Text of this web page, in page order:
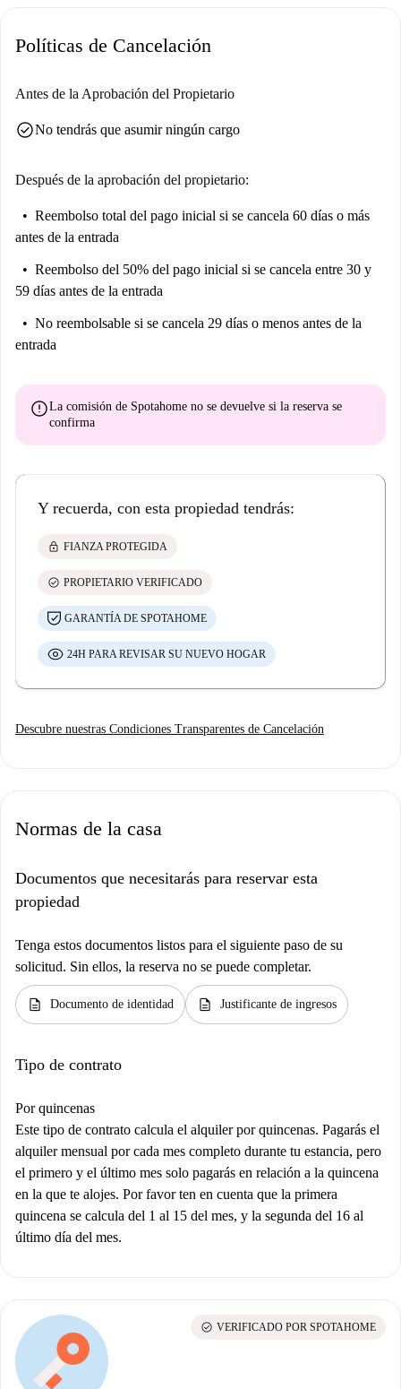
Políticas de Cancelación
Antes de la Aprobación del Propietario
check_circleNo tendrás que asumir ningún cargo
Después de la aprobación del propietario:
Reembolso total del pago inicial si se cancela 60 días o más
antes de la entrada
Reembolso del 50% del pago inicial si se cancela entre 30 y
59 días antes de la entrada
No reembolsable si se cancela 29 días o menos antes de la
entrada
errorLa comisión de Spotahome no se devuelve si la reserva se
confirma
Y recuerda, con esta propiedad tendrás:
lock FIANZA PROTEGIDA
check_circle PROPIETARIO VERIFICADO
GARANTÍA DE SPOTAHOME
24H PARA REVISAR SU NUEVO HOGAR
Descubre nuestras Condiciones Transparentes de Cancelación
Normas de la casa
Documentos que necesitarás para reservar esta
propiedad
Tenga estos documentos listos para el siguiente paso de su
solicitud. Sin ellos, la reserva no se puede completar.
description Documento de identidad description Justificante de ingresos
Tipo de contrato
Por quincenas
Este tipo de contrato calcula el alquiler por quincenas. Pagarás el
alquiler mensual por cada mes completo durante tu estancia, pero
el primero y el último mes solo pagarás en relación a la quincena
en la que te alojes. Por favor ten en cuenta que la primera
quincena se calcula del 1 al 15 del mes, y la segunda del 16 al
último día del mes.
check_circle VERIFICADO POR SPOTAHOME